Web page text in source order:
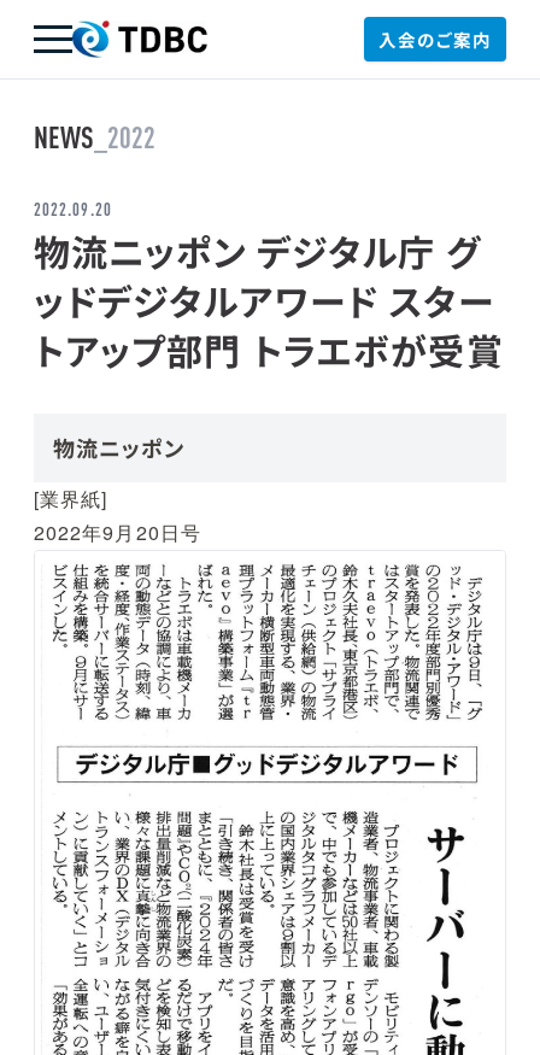
TDBC 入会のご案内
NEWS _2022
2022.09.20
物流ニッポン デジタル庁 グ
ッドデジタルアワード スター
トアップ部門 トラエボが受賞
物流ニッポン
[業界紙]
2022年9月20日号